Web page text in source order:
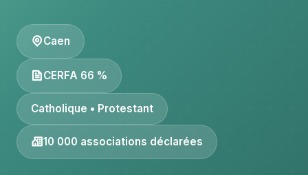
Caen
CERFA 66 %
Catholique • Protestant
10 000 associations déclarées